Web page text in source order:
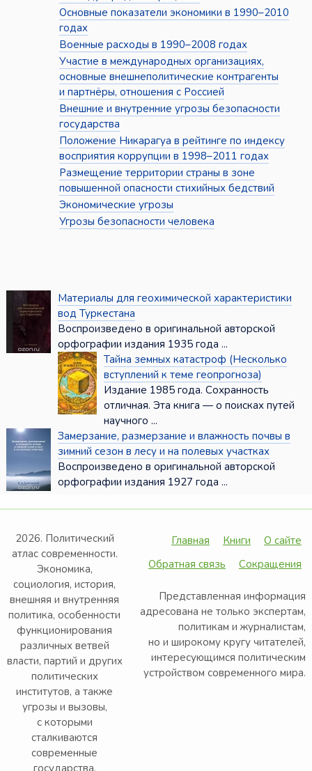
Основные показатели экономики в 1990–2010
годах
Военные расходы в 1990–2008 годах
Участие в международных организациях,
основные внешнеполитические контрагенты
и партнёры, отношения с Россией
Внешние и внутренние угрозы безопасности
государства
Положение Никарагуа в рейтинге по индексу
восприятия коррупции в 1998–2011 годах
Размещение территории страны в зоне
повышенной опасности стихийных бедствий
Экономические угрозы
Угрозы безопасности человека
Материалы для геохимической характеристики
вод Туркестана
Воспроизведено в оригинальной авторской
орфографии издания 1935 года ...
Тайна земных катастроф (Несколько
вступлений к теме геопрогноза)
Издание 1985 года. Сохранность
отличная. Эта книга — о поисках путей
научного ...
Замерзание, размерзание и влажность почвы в
зимний сезон в лесу и на полевых участках
Воспроизведено в оригинальной авторской
орфографии издания 1927 года ...
2026. Политический
атлас современности.
Экономика,
социология, история,
внешняя и внутренняя
политика, особенности
функционирования
различных ветвей
власти, партий и других
политических
институтов, а также
угрозы и вызовы,
с которыми
сталкиваются
современные
Главная Книги
О сайте
Обратная связь
Сокращения
Представленная информация
адресована не только экспертам,
политикам и журналистам,
но и широкому кругу читателей,
интересующимся политическим
устройством современного мира.